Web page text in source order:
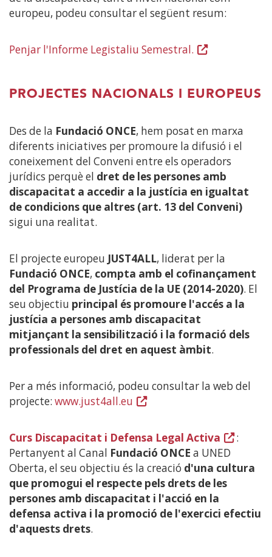
europeu, podeu consultar el següent resum:
Penjar l'Informe Legistaliu Semestral. (Obre
finestra
PROJECTES NACIONALS I EUROPEUS
Des de la Fundació ONCE, hem posat en marxa
diferents iniciatives per promoure la difusió i el
coneixement del Conveni entre els operadors
jurídics perquè el dret de les persones amb
discapacitat a accedir a la justícia en igualtat
de condicions que altres (art. 13 del Conveni)
sigui una realitat.
El projecte europeu JUST4ALL, liderat per la
Fundació ONCE, compta amb el cofinançament
del Programa de Justícia de la UE (2014-2020). El
seu objectiu principal és promoure l'accés a la
justícia a persones amb discapacitat
mitjançant la sensibilització i la formació dels
professionals del dret en aquest àmbit.
Per a més informació, podeu consultar la web del
projecte: www.just4all.eu (Obre
finestra
nova)
Curs Discapacitat i Defensa Legal Activa (Obre
en
una
finestra
:
Pertanyent al Canal Fundació ONCE a UNED
Oberta, el seu objectiu és la creació d'una cultura
que promogui el respecte pels drets de les
persones amb discapacitat i l'acció en la
defensa activa i la promoció de l'exercici efectiu
d'aquests drets.